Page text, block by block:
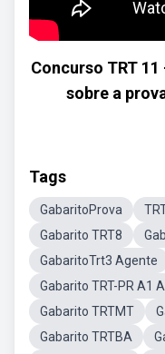
Concurso TRT
sobre a
Tags
GabaritoProva
Gabarito TRT8
GabaritoTrt3 Agente
Gabarito TRT-PR A1
Gabarito TRTMT
Gabarito TRTBA